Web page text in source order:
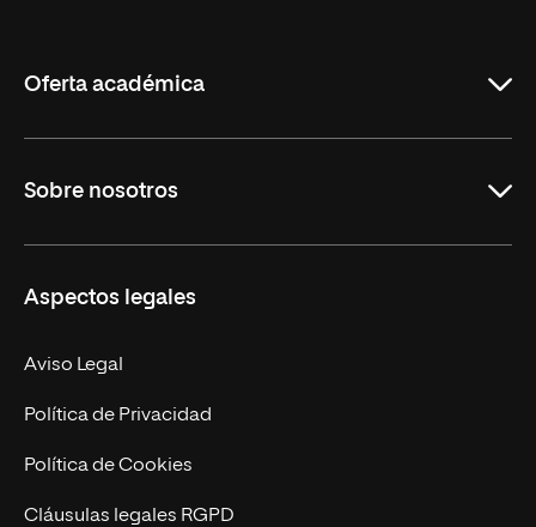
Oferta académica
Másteres Oficiales
Doctorados
Experto Universitario
Postgrados
Cursos Universitarios
Sobre nosotros
Facultades
Nuestro Equipo
Trabaja en UNIR
Actualidad
UNIR Revista
Aspectos legales
Aviso Legal
Política de Privacidad
Política de Cookies
Cláusulas legales RGPD